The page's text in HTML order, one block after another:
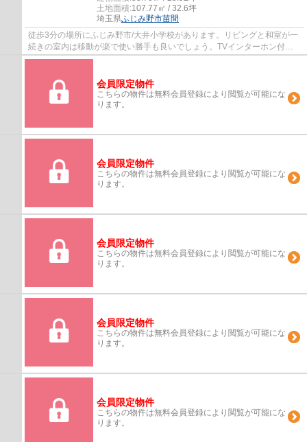
土地面積:107.77㎡ / 32.6坪
埼玉県ふじみ野市苗間
徒歩3分の場所にふじみ野市/大井小学校があります。リビングと和室が一
続きの室内は移動が楽で使い勝手も良いでしょう。TVインターホン付き
なので、女性の方も安心です。多種多様な不...
会員限定物件
こちらの物件は無料会員登録により閲覧が可能にな
ります。
会員限定物件
こちらの物件は無料会員登録により閲覧が可能にな
ります。
会員限定物件
こちらの物件は無料会員登録により閲覧が可能にな
ります。
会員限定物件
こちらの物件は無料会員登録により閲覧が可能にな
ります。
会員限定物件
こちらの物件は無料会員登録により閲覧が可能にな
ります。